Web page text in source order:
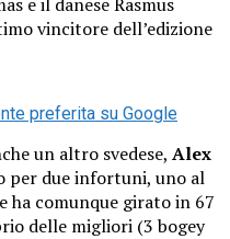
vincitore dell’edizione
preferita su Google
un altro svedese, Alex
per due infortuni, uno al
ha comunque girato in 67
delle migliori (3 bogey